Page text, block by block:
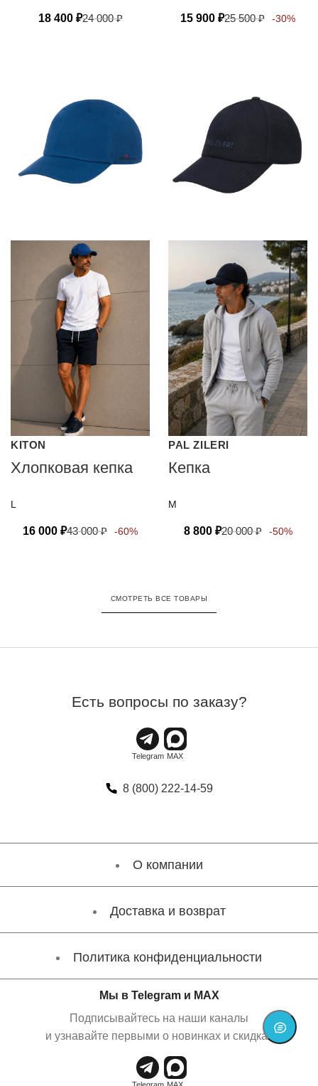
18 400 ₽24 000₽ 15 900 ₽25 500₽ -30%
KITON
Хлопковая кепка
L
16 000 ₽43 000₽ -60%
PAL ZILERI
Кепка
M
8 800 ₽20 000₽ -50%
СМОТРЕТЬ ВСЕ ТОВАРЫ
Есть вопросы по заказу?
8 (800) 222-14-59
О компании
Доставка и возврат
Политика конфиденциальности
Мы в Telegram и MAX
Подписывайтесь на наши каналы
и узнавайте первыми о новинках и скидках